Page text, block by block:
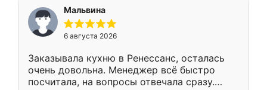
Мальвина
6 августа 2026
Заказывала кухню в Ренессанс, осталась
очень довольна. Менеджер всё быстро
посчитала, на вопросы отвечала сразу.